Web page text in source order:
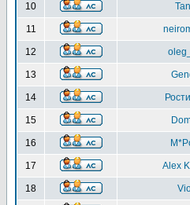
10
11
12
13
14
15
16
17 Alex
18